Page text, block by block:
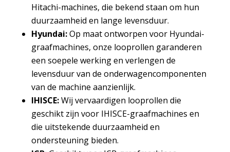
Hitachi-machines, die bekend staan ​​om hun
duurzaamheid en lange levensduur.
Hyundai:Op maat ontworpen voor Hyundai-
graafmachines, onze looprollen garanderen
een soepele werking en verlengen de
levensduur van de onderwagencomponenten
van de machine aanzienlijk.
IHISCE:Wij vervaardigen looprollen die
geschikt zijn voor IHISCE-graafmachines en
die uitstekende duurzaamheid en
ondersteuning bieden.